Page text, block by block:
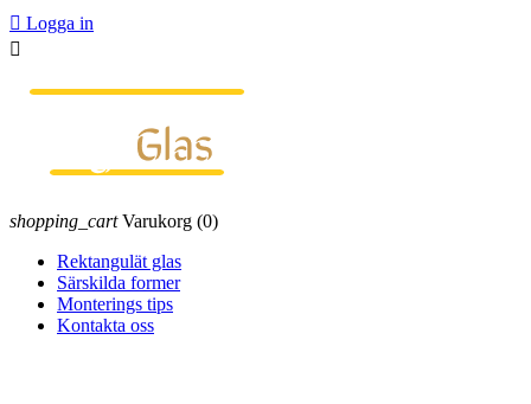
 Logga in

shopping_cart Varukorg (0)
Rektangulät glas
Särskilda former
Monterings tips
Kontakta oss